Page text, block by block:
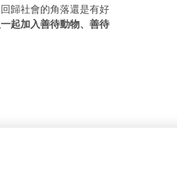
歸社會的角落還是有好
起加入善待動物、善待